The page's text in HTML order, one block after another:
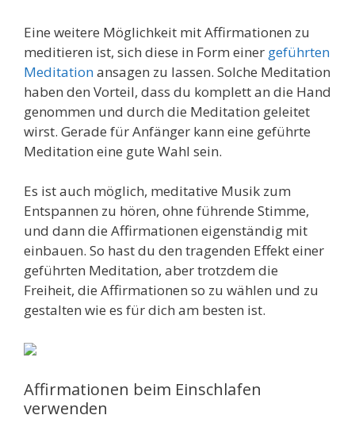
Eine weitere Möglichkeit mit Affirmationen zu
meditieren ist, sich diese in Form einer geführten
Meditationansagen zu lassen. Solche Meditation
haben den Vorteil, dass du komplett an die Hand
genommen und durch die Meditation geleitet
wirst. Gerade für Anfänger kann eine geführte
Meditation eine gute Wahl sein.
Es ist auch möglich, meditative Musik zum
Entspannen zu hören, ohne führende Stimme,
und dann die Affirmationen eigenständig mit
einbauen. So hast du den tragenden Effekt einer
geführten Meditation, aber trotzdem die
Freiheit, die Affirmationen so zu wählen und zu
gestalten wie es für dich am besten ist.
Affirmationen beim Einschlafen
verwenden